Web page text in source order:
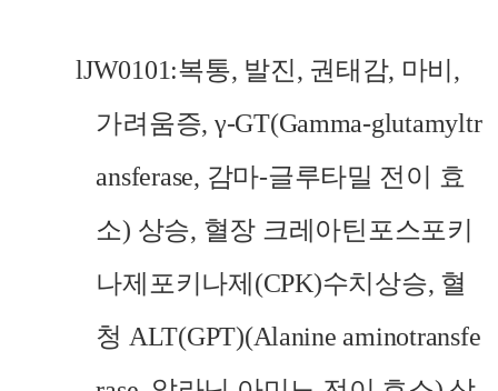
lJW0101:복통, 발진, 권태감, 마비 ,
가려움증, γ-GT(Gamma-glutamyltr
ansferase, 감마-글루타밀 전이 효
소) 상승, 혈장 크레아틴포스포키
나제포키나제 (CPK)수치상승, 혈
청 ALT(GPT)(Alanine aminotransfe